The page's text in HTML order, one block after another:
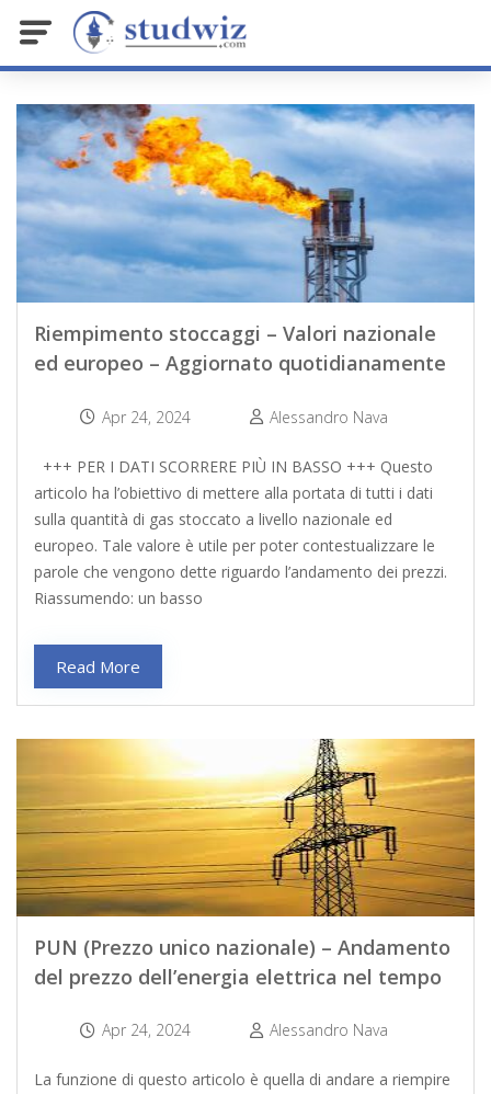
Riempimento stoccaggi – Valori nazionale
ed europeo – Aggiornato quotidianamente
Apr 24, 2024 Alessandro Nava
+++ PER I DATI SCORRERE PIÙ IN BASSO +++ Questo
articolo ha l’obiettivo di mettere alla portata di tutti i dati
sulla quantità di gas stoccato a livello nazionale ed
europeo. Tale valore è utile per poter contestualizzare le
parole che vengono dette riguardo l’andamento dei prezzi.
Riassumendo: un basso
Read More
PUN (Prezzo unico nazionale) – Andamento
del prezzo dell’energia elettrica nel tempo
Apr 24, 2024 Alessandro Nava
La funzione di questo articolo è quella di andare a riempire